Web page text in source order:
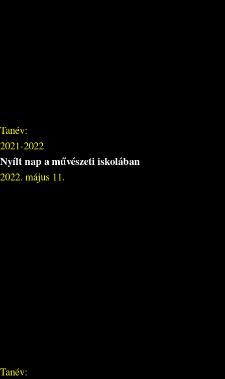
Tanév:
2021-2022
Nyílt nap a művészeti iskolában
2022. május 11.
Tanév: